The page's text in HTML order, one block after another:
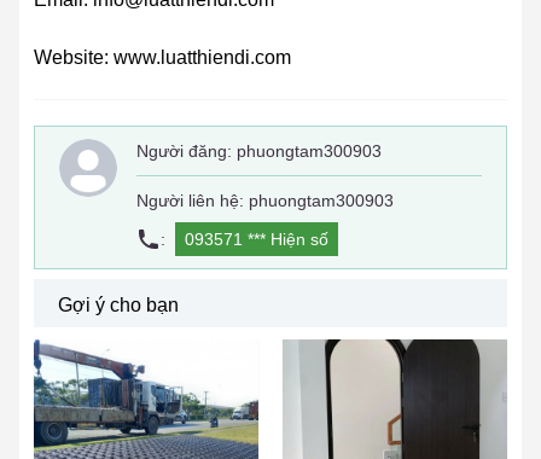
Website: www.luatthiendi.com
Người đăng: phuongtam300903
Người liên hệ: phuongtam300903
:
093571 *** Hiện số
Gợi ý cho bạn